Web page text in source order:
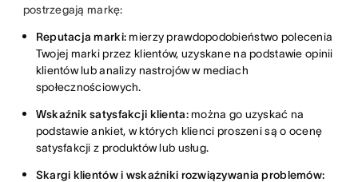
postrzegają markę:
Reputacja marki:mierzy prawdopodobieństwo polecenia
Twojej marki przez klientów, uzyskane na podstawie opinii
klientów lub analizy nastrojów w mediach
społecznościowych.
Wskaźnik satysfakcji klienta:można go uzyskać na
podstawie ankiet, w których klienci proszeni są o ocenę
satysfakcji z produktów lub usług.
Skargi klientów i wskaźniki rozwiązywania problemów: